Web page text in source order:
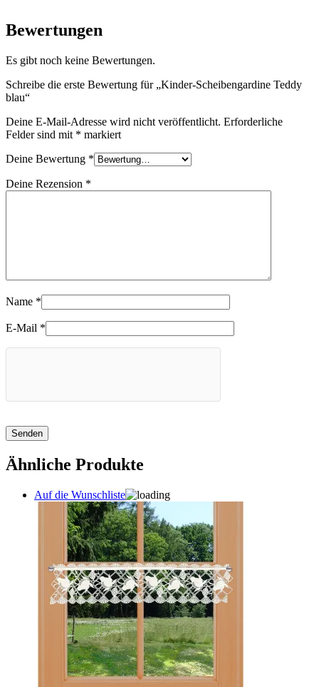
Bewertungen
Es gibt noch keine Bewertungen.
Schreibe die erste Bewertung für „Kinder-Scheibengardine Teddy
blau“
Deine E-Mail-Adresse wird nicht veröffentlicht. Erforderliche
Felder sind mit * markiert
Deine Bewertung *
Deine Rezension *
Name *
E-Mail *
Ähnliche Produkte
Auf die Wunschliste